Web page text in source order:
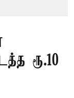
ரூ.10